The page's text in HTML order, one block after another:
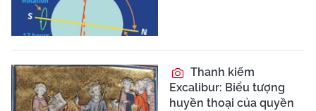
Thanh kiếm
Excalibur: Biểu tượng
huyền thoại của quyền